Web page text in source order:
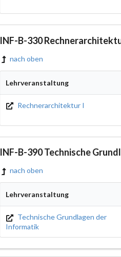
INF-B-330
nach oben
Lehrveranstaltung
Rechnerarchitektur I
INF-B-390 Technische
nach oben
Lehrveranstaltung
Technische Grundlagen der
Informatik